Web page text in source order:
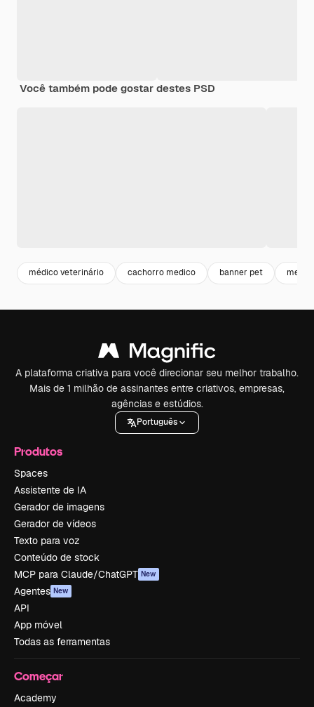
Você também pode gostar destes PSD
médico veterinário cachorro medico banner pet
A plataforma criativa para você direcionar seu melhor trabalho.
Mais de 1 milhão de assinantes entre criativos, empresas,
agências e estúdios.
Português
Produtos
Spaces
Assistente de IA
Gerador de imagens
Gerador de vídeos
Texto para voz
Conteúdo de stock
MCP para Claude/ChatGPT New
Agentes New
API
App móvel
Todas as ferramentas
Começar
Academy